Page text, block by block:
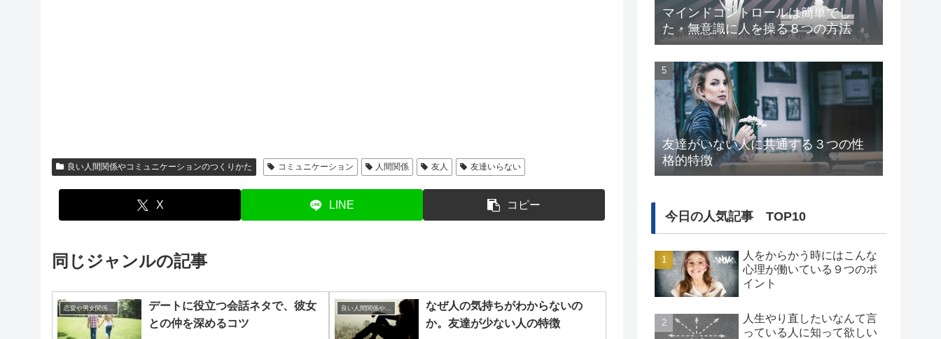
良い人間関係やコミュニケーションのつくりかた コミュニケーション 人間関係 友人 友達いらない
X LINE コピー
同じジャンルの記事
恋愛や男女関係の悩み
デートに役立つ会話ネタで、彼女
との仲を深めるコツ
良い人間関係やコミュニケーションのつくりかた
なぜ人の気持ちがわからないの
か。友達が少ない人の特徴
マインドコントロールは簡単でし
た・無意識に人を操る８つの方法
友達がいない人に共通する３つの性
格的特徴
今日の人気記事 TOP10
人をからかう時にはこんな
心理が働いている９つのポ
イント
人生やり直したいなんて言
っている人に知って欲しい